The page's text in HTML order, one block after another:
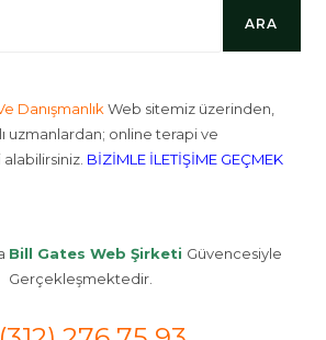
ARA
Danışmanlık Web sitemiz üzerinden,
uzmanlardan; online terapi ve
BİZİMLE İLETİŞİME GEÇMEK
Bill Gates Web Şirketi Güvencesiyle
Gerçekleşmektedir.